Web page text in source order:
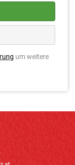
um weitere